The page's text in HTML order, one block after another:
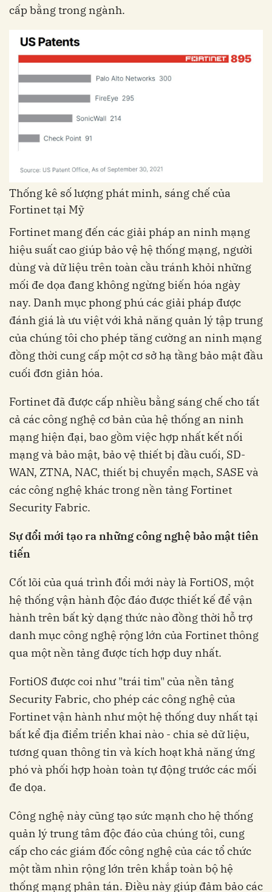
cấp bằng trong ngành.
Thống kê số lượng phát minh, sáng chế của
Fortinet tại Mỹ
Fortinet mang đến các giải pháp an ninh mạng
hiệu suất cao giúp bảo vệ hệ thống mạng, người
dùng và dữ liệu trên toàn cầu tránh khỏi những
mối đe dọa đang không ngừng biến hóa ngày
nay. Danh mục phong phú các giải pháp được
đánh giá là ưu việt với khả năng quản lý tập trung
của chúng tôi cho phép tăng cường an ninh mạng
đồng thời cung cấp một cơ sở hạ tầng bảo mật đầu
cuối đơn giản hóa.
Fortinet đã được cấp nhiều bằng sáng chế cho tất
cả các công nghệ cơ bản của hệ thống an ninh
mạng hiện đại, bao gồm việc hợp nhất kết nối
mạng và bảo mật, bảo vệ thiết bị đầu cuối, SD-
WAN, ZTNA, NAC, thiết bị chuyển mạch, SASE và
các công nghệ khác trong nền tảng Fortinet
Security Fabric.
Sự đổi mới tạo ra những công nghệ bảo mật tiên
tiến
Cốt lõi của quá trình đổi mới này là FortiOS, một
hệ thống vận hành độc đáo được thiết kế để vận
hành trên bất kỳ dạng thức nào đồng thời hỗ trợ
danh mục công nghệ rộng lớn của Fortinet thông
qua một nền tảng được tích hợp duy nhất.
FortiOS được coi như "trái tim" của nền tảng
Security Fabric, cho phép các công nghệ của
Fortinet vận hành như một hệ thống duy nhất tại
bất kể địa điểm triển khai nào - chia sẻ dữ liệu,
tương quan thông tin và kích hoạt khả năng ứng
phó và phối hợp hoàn toàn tự động trước các mối
đe dọa.
Công nghệ này cũng tạo sức mạnh cho hệ thống
quản lý trung tâm độc đáo của chúng tôi, cung
cấp cho các giám đốc công nghệ của các tổ chức
một tầm nhìn rộng lớn trên khắp toàn bộ hệ
thống mạng phân tán. Điều này giúp đảm bảo các